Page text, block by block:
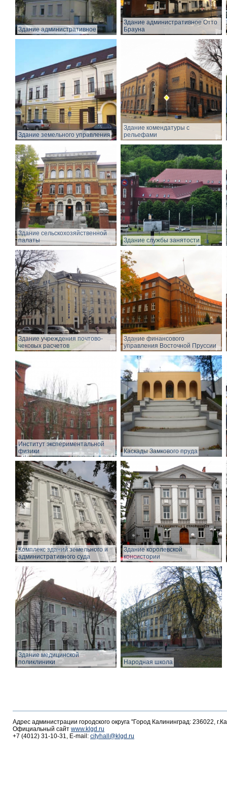
Здание административное
Здание административное Отто
Брауна
Здание земельного управления
Здание комендатуры с
рельефами
Здание сельскохозяйственной
палаты
Здание службы занятости
Здание учреждения почтово-
чековых расчетов
Здание финансового
управления Восточной Пруссии
Институт экспериментальной
физики
Каскады Замкового пруда
Комплекс зданий земельного и
административного суда
Здание королевской
консистории
Здание медицинской
поликлиники
Народная школа
Адрес администрации городского округа "Город Калининград: 236022,
Официальный сайт www.klgd.ru
+7 (4012) 31-10-31, E-mail: cityhall@klgd.ru